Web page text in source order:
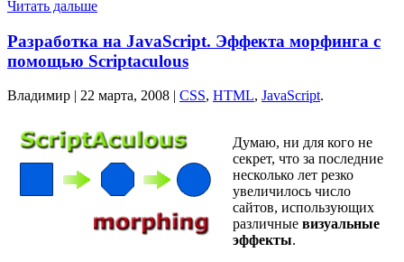
Читать дальше
Разработка на JavaScript. Эффекта морфинга с
помощью Scriptaculous
Владимир | 22 марта, 2008 | CSS, HTML, JavaScript.
Думаю, ни для кого не
секрет, что за последние
несколько лет резко
увеличилось число
сайтов, использующих
различные визуальные
эффекты.